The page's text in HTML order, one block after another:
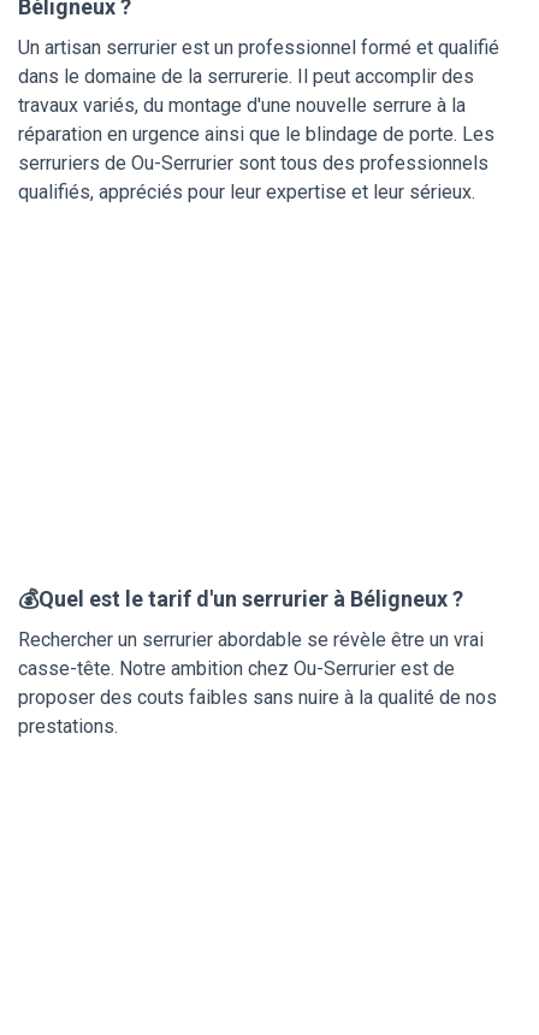
Béligneux ?
Un artisan serrurier est un professionnel formé et qualifié
dans le domaine de la serrurerie. Il peut accomplir des
travaux variés, du montage d'une nouvelle serrure à la
réparation en urgence ainsi que le blindage de porte. Les
serruriers de Ou-Serrurier sont tous des professionnels
qualifiés, appréciés pour leur expertise et leur sérieux.
💰Quel est le tarif d'un serrurier à Béligneux ?
Rechercher un serrurier abordable se révèle être un vrai
casse-tête. Notre ambition chez Ou-Serrurier est de
proposer des couts faibles sans nuire à la qualité de nos
prestations.